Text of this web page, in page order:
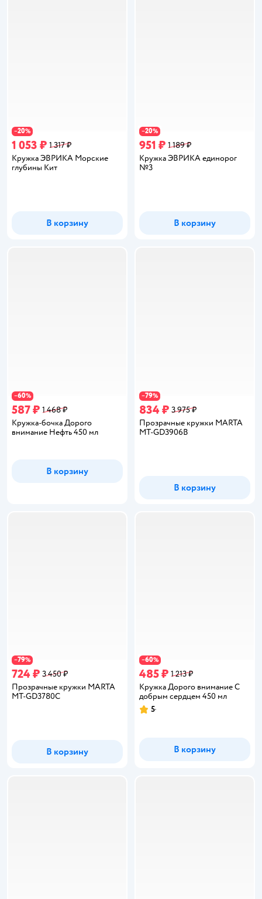
−20%
1 053 ₽ 1 317 ₽
Кружка ЭВРИКА Морские
глубины Кит
В корзину
−20%
951 ₽ 1 189 ₽
Кружка ЭВРИКА единорог
№3
В корзину
−60%
587 ₽ 1 468 ₽
Кружка-бочка Дорого
внимание Нефть 450 мл
В корзину
−79%
834 ₽ 3 975 ₽
Прозрачные кружки MARTA
MT-GD3906B
В корзину
−79%
724 ₽ 3 450 ₽
Прозрачные кружки MARTA
MT-GD3780C
В корзину
−60%
485 ₽ 1 213 ₽
Кружка Дорого внимание С
добрым сердцем 450 мл
Рейтинг:
5
В корзину